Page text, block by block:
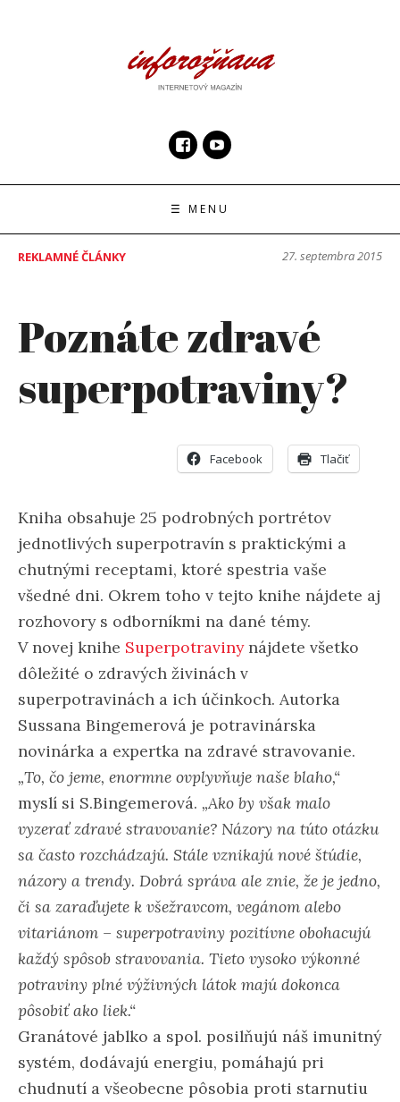
☰ MENU
REKLAMNÉ ČLÁNKY 27. septembra 2015
Poznáte zdravé
superpotraviny?
Facebook Tlačiť
Kniha obsahuje 25 podrobných portrétov
jednotlivých superpotravín s praktickými a
chutnými receptami, ktoré spestria vaše
všedné dni. Okrem toho v tejto knihe nájdete aj
rozhovory s odborníkmi na dané témy.
V novej knihe Superpotravinynájdete všetko
dôležité o zdravých živinách v
superpotravinách a ich účinkoch. Autorka
Sussana Bingemerová je potravinárska
novinárka a expertka na zdravé stravovanie.
„To, čo jeme, enormne ovplyvňuje naše blaho,“
myslí si S.Bingemerová. „Ako by však malo
vyzerať zdravé stravovanie? Názory na túto otázku
sa často rozchádzajú. Stále vznikajú nové štúdie,
názory a trendy. Dobrá správa ale znie, že je jedno,
či sa zaraďujete k všežravcom, vegánom alebo
vitariánom – superpotraviny pozitívne obohacujú
každý spôsob stravovania. Tieto vysoko výkonné
potraviny plné výživných látok majú dokonca
pôsobiť ako liek.“
Granátové jablko a spol. posilňujú náš imunitný
systém, dodávajú energiu, pomáhajú pri
chudnutí a všeobecne pôsobia proti starnutiu